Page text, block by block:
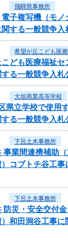
飛騨県事務所
電子複写機（モ
する一般競争入
希望が丘こども医
ども医療福祉セ
る一般競争入札
大垣商業高等学校
県立学校で使用
する一般競争入札
下呂土木事務所
事業間連携補助（
）コブトチ谷工
下呂土木事務所
防災・安全交付
）和田洞谷工事